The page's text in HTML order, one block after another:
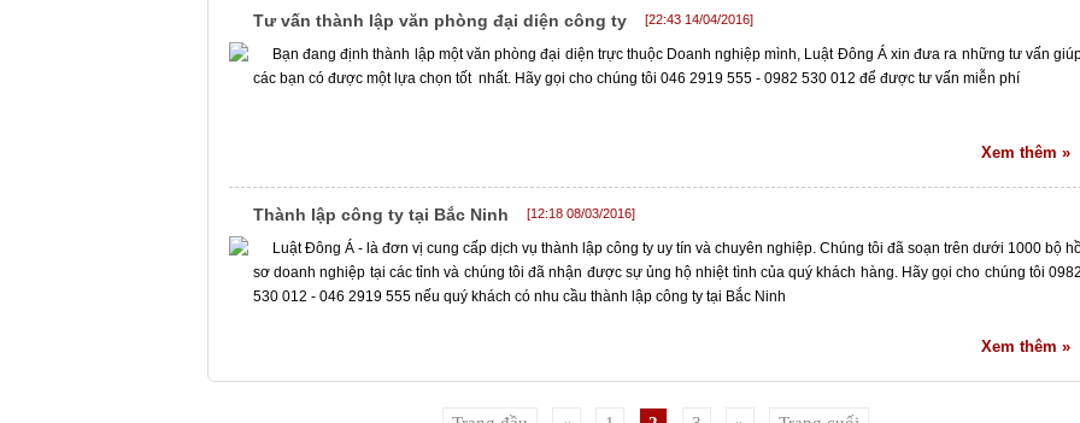
Tư vấn thành lập văn phòng đại diện công ty [22:43 14/04/2016]
Bạn đang định thành lập một văn phòng đại diện trực thuộc Doanh nghiệp mình, Luật Đông Á xin đưa ra những tư vấn
các bạn có được một lựa chọn tốt nhất. Hãy gọi cho chúng tôi 046 2919 555 - 0982 530 012 để được tư vấn miễn phí
Xem thêm »
Thành lập công ty tại Bắc Ninh [12:18 08/03/2016]
Luật Đông Á - là đơn vị cung cấp dịch vụ thành lập công ty uy tín và chuyên nghiệp. Chúng tôi đã soạn trên dưới 1000 bộ
sơ doanh nghiệp tại các tỉnh và chúng tôi đã nhận được sự ủng hộ nhiệt tình của quý khách hàng. Hãy gọi cho chúng tôi 0982
530 012 - 046 2919 555 nếu quý khách có nhu cầu thành lập công ty tại Bắc Ninh
Xem thêm »